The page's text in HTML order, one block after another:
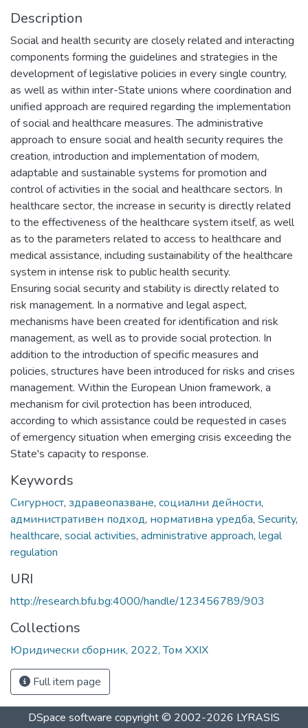
Description
Social and health security are closely related and interacting
components forming the guidelines and strategies in the
development of legislative policies in every single country,
as well as within inter-State unions where coordination and
unified approach are required regarding the implementation
of social and healthcare measures. The administrative
approach to ensure social and health security requires the
creation, introduction and implementation of modern,
adaptable and sustainable systems for promotion and
control of activities in the social and healthcare sectors. In
healthcare sector, the increase in security is directly related
to the effectiveness of the healthcare system itself, as well
as to the parameters related to access to healthcare and
medical assistance, including sustainability of the healthcare
system in intense risk to public health security.
Ensuring social security and stability is directly related to
risk management. In a normative and legal aspect,
mechanisms have been created for identification and risk
management, as well as to provide social protection. In
addition to the introduction of specific measures and
policies, structures have been introduced for risks and crises
management. Within the European Union framework, a
mechanism for civil protection has been introduced,
according to which assistance could be requested in cases
of emergency situation when emerging crisis exceeding the
State's capacity to response.
Keywords
Сигурност, здравеопазване, социални дейности,
административен подход, нормативна уредба, Security,
healthcare, social activities, administrative approach, legal
regulation
URI
http://research.bfu.bg:4000/handle/123456789/903
Collections
Юридически сборник, 2022, Том XXIX
Full item page
DSpace software copyright © 2002-2026 LYRASIS